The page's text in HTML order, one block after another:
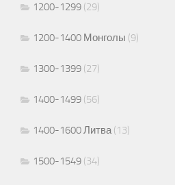
1200-1299 (29)
1200-1400 Монголы (9)
1300-1399 (27)
1400-1499 (56)
1400-1600 Литва(13)
1500-1549 (34)